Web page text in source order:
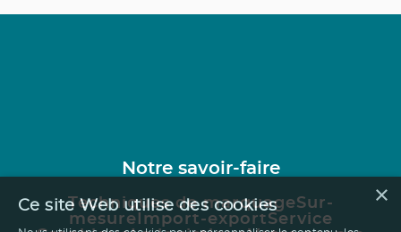
Notre savoir-faire
Techniques de marquageSur-
mesure Import-exportService
×
Ce site Web utilise des cookies